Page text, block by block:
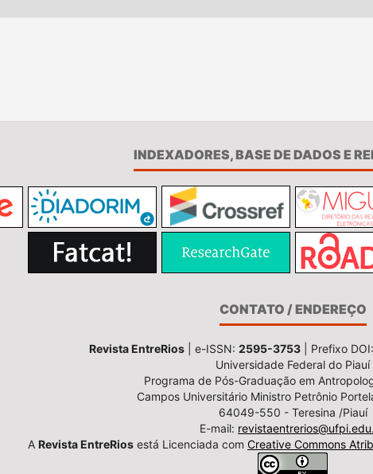
INDEXADORES, BASE DE DADOS E
CONTATO / ENDEREÇO
Revista EntreRios | e-ISSN: 2595-3753 | Prefixo DOI:
Universidade Federal do Piauí
Programa de Pós-Graduação em
Campos Universitário Ministro Petrônio
64049-550 - Teresina /Piauí
E-mail:
A Revista EntreRios está Licenciada com Creative Commons